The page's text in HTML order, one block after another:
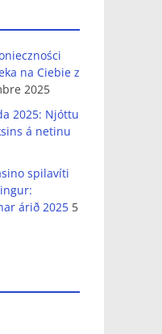
na Ciebie z
2025
2025: Njóttu
á netinu
spilavíti
árið 2025 5